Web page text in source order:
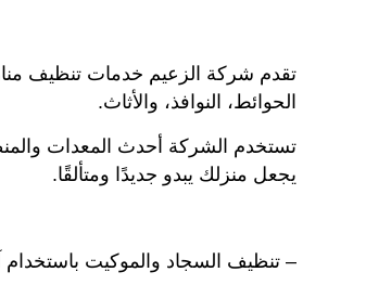
تقدم شركة الزعيم خدمات تنظيف
الحوائط، النوافذ، والأثاث.
تستخدم الشركة أحدث المعدات
يجعل منزلك يبدو جديدًا ومتألقًا.
– تنظيف السجاد والموكيت باستخدام